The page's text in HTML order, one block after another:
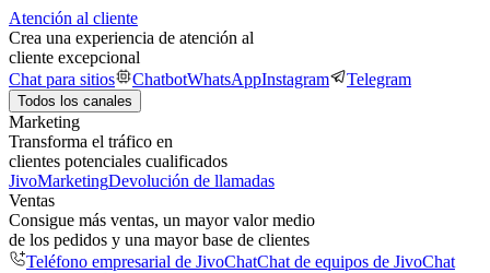
Atención al cliente
Crea una experiencia de atención al
cliente excepcional
Chat para sitios
ChatbotWhatsAppInstagram Telegram
Todos los canales
Marketing
Transforma el tráfico en
clientes potenciales cualificados
JivoMarketingDevolución de llamadas
Ventas
Consigue más ventas, un mayor valor medio
de los pedidos y una mayor base de clientes
Teléfono empresarial de JivoChatChat de equipos de JivoChat